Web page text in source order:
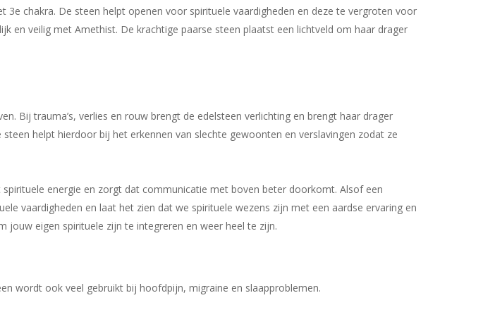
Go To Shop
chakra. De steen helpt openen voor spirituele vaardigheden en deze te vergroten voor
en veilig met Amethist. De krachtige paarse steen plaatst een lichtveld om haar drager
Bij trauma’s, verlies en rouw brengt de edelsteen verlichting en brengt haar drager
helpt hierdoor bij het erkennen van slechte gewoonten en verslavingen zodat ze
energie en zorgt dat communicatie met boven beter doorkomt. Alsof een
vaardigheden en laat het zien dat we spirituele wezens zijn met een aardse ervaring en
jouw eigen spirituele zijn te integreren en weer heel te zijn.
wordt ook veel gebruikt bij hoofdpijn, migraine en slaapproblemen.